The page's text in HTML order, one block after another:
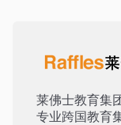
莱佛士教育集
专业跨国教育